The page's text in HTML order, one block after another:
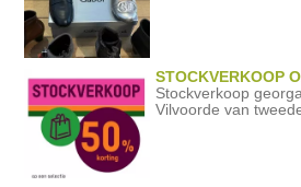
STOCKVERKOOP
Stockverkoop
Vilvoorde van